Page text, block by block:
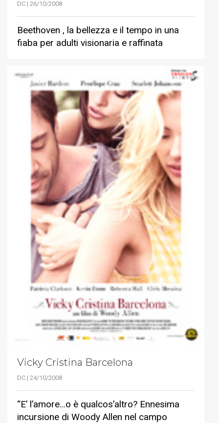
DC | 26/10/2008
Beethoven , la bellezza e il tempo in una
fiaba per adulti visionaria e raffinata
Vicky Cristina Barcelona
DC | 24/10/2008
“E’ l’amore…o è qualcos’altro? Ennesima
incursione di Woody Allen nel campo